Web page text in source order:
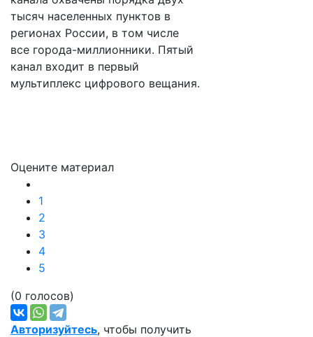
тысяч населенных пунктов в
регионах России, в том числе
все города-миллионники. Пятый
канал входит в первый
мультиплекс цифрового вещания.
Оцените материал
1
2
3
4
5
(0 голосов)
Авторизуйтесь, чтобы получить